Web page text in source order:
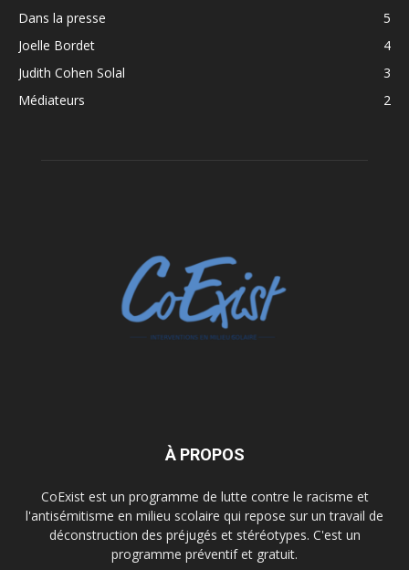
Dans la presse
5
Joelle Bordet
4
Judith Cohen Solal
3
Médiateurs
2
À PROPOS
CoExist est un programme de lutte contre le racisme et
l'antisémitisme en milieu scolaire qui repose sur un travail de
déconstruction des préjugés et stéréotypes. C'est un
programme préventif et gratuit.